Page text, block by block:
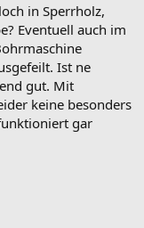
in Sperrholz,
Eventuell auch im
Ist ne
gut. Mit
keine besonders
gar